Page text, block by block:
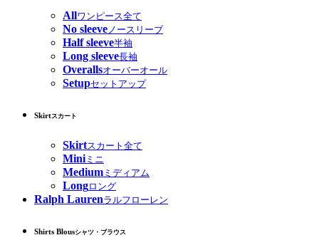
Allワンピース全て
No sleeveノースリーブ
Half sleeve半袖
Long sleeve長袖
Overallsオーバーオール
Setupセットアップ
Skirtスカート
Skirtスカート全て
Miniミニ
Medium ミディアム
Longロング
Ralph Laurenラルフローレン
Shirts Blousシャツ・ブラウス